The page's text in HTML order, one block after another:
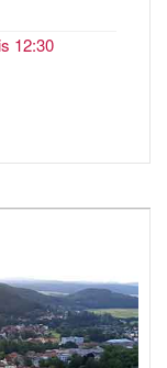
12:30